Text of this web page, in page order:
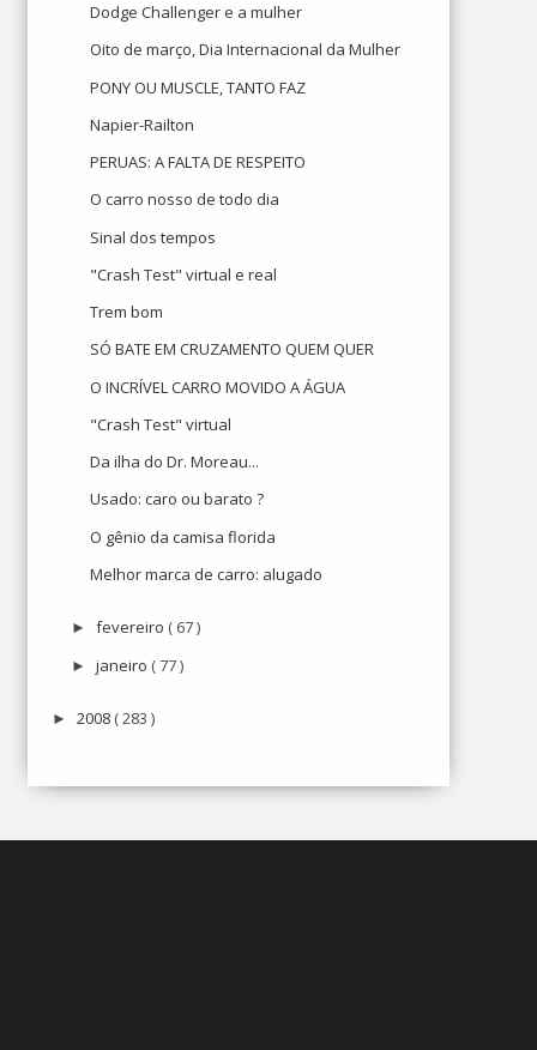
Dodge Challenger e a mulher
Oito de março, Dia Internacional da Mulher
PONY OU MUSCLE, TANTO FAZ
Napier-Railton
PERUAS: A FALTA DE RESPEITO
O carro nosso de todo dia
Sinal dos tempos
"Crash Test" virtual e real
Trem bom
SÓ BATE EM CRUZAMENTO QUEM QUER
O INCRÍVEL CARRO MOVIDO A ÁGUA
"Crash Test" virtual
Da ilha do Dr. Moreau...
Usado: caro ou barato ?
O gênio da camisa florida
Melhor marca de carro: alugado
► fevereiro ( 67 )
► janeiro ( 77 )
► 2008 ( 283 )